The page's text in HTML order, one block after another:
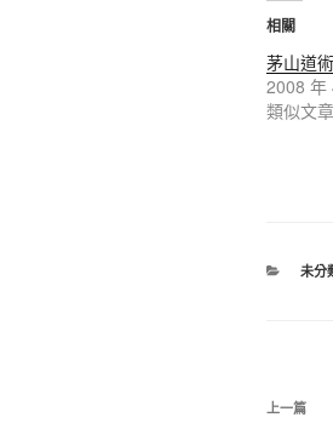
相關
茅山道
2008 年
類似文章
未分
上一篇